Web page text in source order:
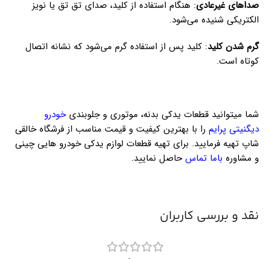
صداهای غیرعادی: هنگام استفاده از کلید، صدای تق تق یا نویز
الکتریکی شنیده می‌شود.
گرم شدن کلید: کلید پس از استفاده گرم می‌شود که نشانه اتصال
کوتاه است.
شما میتوانید قطعات یدکی بدنه، موتوری و جلوبندیخودرو
دیگنیتی پرایم را با بهترین کیفیت و قیمت مناسب از فرشگاه خالقی
شاپ تهیه فرمایید. برای تهیه قطعات لوازم یدکی خودرو هایی چینی
و مشاوره باما تماس حاصل نمایید.
نقد و بررسی کاربران